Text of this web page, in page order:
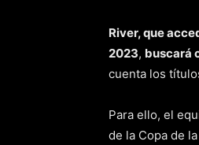
River, que
2023, buscará
cuenta los
Para ello, el
de la Copa de